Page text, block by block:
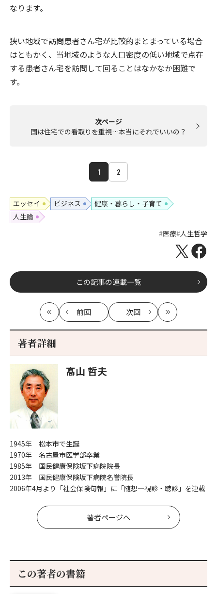
なります。
狭い地域で訪問患者さん宅が比較的まとまっている場合
はともかく、当地域のような人口密度の低い地域で点在
する患者さん宅を訪問して回ることはなかなか困難で
す。
次ページ
国は住宅での看取りを重視…本当にそれでいいの？
1 2
エッセイ ビジネス
健康・暮らし・子育て
人生論
医療 人生哲学
この記事の連載一覧
最
初
前回
記
次回
記
最
新
著者詳細
髙山 哲夫
1945年 松本市で生誕
1970年 名古屋市医学部卒業
1985年 国民健康保険坂下病院院長
2013年 国民健康保険坂下病院名誉院長
2006年4月より「社会保険旬報」に「随想―視診・聴診」を連載
著者ページへ
この著者の書籍